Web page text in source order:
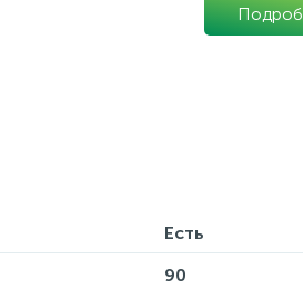
Есть
90